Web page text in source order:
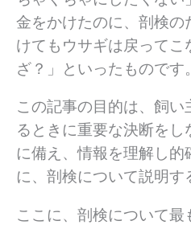
金をかけたのに、剖検の
けてもウサギは戻ってこ
ざ？」といったものです。
この記事の目的は、飼
るときに重要な決断を
に備え、情報を理解し的
に、剖検について説明す
ここに、剖検について最